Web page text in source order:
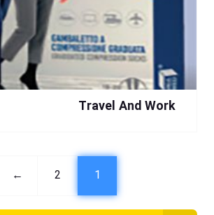
Travel And Work
1
2
←